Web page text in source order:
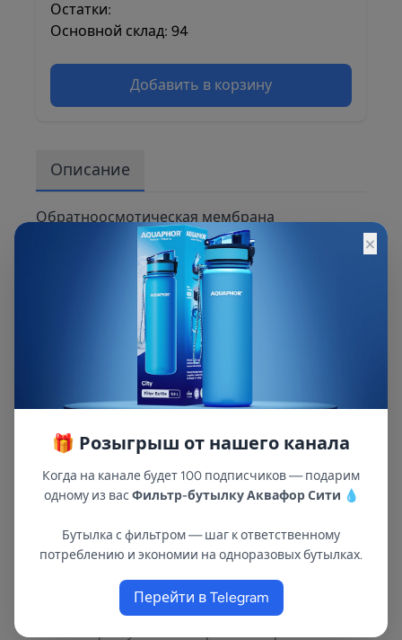
Остатки:
Основной склад: 94
Добавить в корзину
Описание
Обратноосмотическая мембрана
повышенной производительности для
сверхглубокой очистки и умягчения воды.
Используется в стационарных
обратноосмотических системах АКВАФОР с
отдельным краном. Вода под давлением
проходит сквозь мембрану и освобождается
от всех вредных примесей, в том числе
бактерий и вирусов, нитритов и нитратов, а
также солей жесткости.
×
🎁 Розыгрыш от нашего канала
Когда на канале будет 100 подписчиков — подарим
одному из вас Фильтр-бутылку Аквафор Сити 💧
Бутылка с фильтром — шаг к ответственному
потреблению и экономии на одноразовых бутылках.
Перейти в Telegram